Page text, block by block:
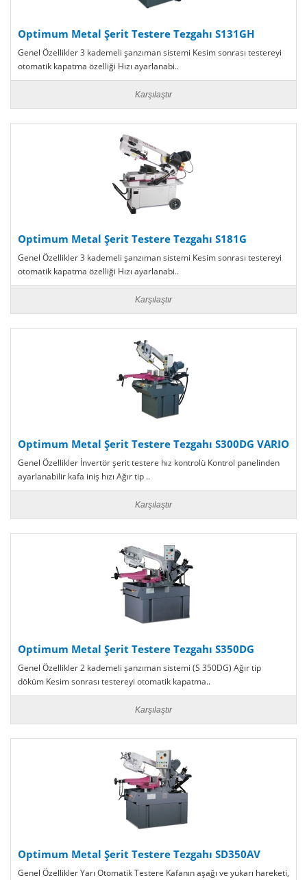
Optimum Metal Şerit Testere Tezgahı S131GH
Genel Özellikler 3 kademeli şanzıman sistemi Kesim sonrası testereyi
otomatik kapatma özelliği Hızı ayarlanabi..
Karşılaştır
Optimum Metal Şerit Testere Tezgahı S181G
Genel Özellikler 3 kademeli şanzıman sistemi Kesim sonrası testereyi
otomatik kapatma özelliği Hızı ayarlanabi..
Karşılaştır
Optimum Metal Şerit Testere Tezgahı S300DG VARIO
Genel Özellikler İnvertör şerit testere hız kontrolü Kontrol panelinden
ayarlanabilir kafa iniş hızı Ağır tip ..
Karşılaştır
Optimum Metal Şerit Testere Tezgahı S350DG
Genel Özellikler 2 kademeli şanzıman sistemi (S 350DG) Ağır tip
döküm Kesim sonrası testereyi otomatik kapatma..
Karşılaştır
Optimum Metal Şerit Testere Tezgahı SD350AV
Genel Özellikler Yarı Otomatik Testere Kafanın aşağı ve yukarı hareketi,